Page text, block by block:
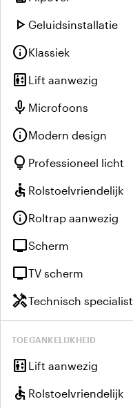
play_arrow Geluidsinstallatie
infoKlassiek
elevator Lift aanwezig
mic Microfoons
infoModern design
lightbulb Professioneel licht
accessible Rolstoelvriendelijk
infoRoltrap aanwezig
tvScherm
tvTV scherm
handymanTechnisch specialist
TOEGANKELIJKHEID
elevator Lift aanwezig
accessible Rolstoelvriendelijk